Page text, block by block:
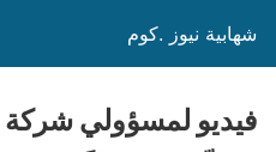
شهابية نيوز .كوم
فيديو لمسؤولي شركة